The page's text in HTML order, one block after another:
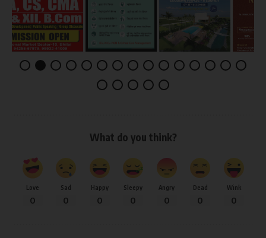
What do you think?
Love
0
Sad
0
Happy
0
Sleepy
0
Angry
0
Dead
0
Wink
0